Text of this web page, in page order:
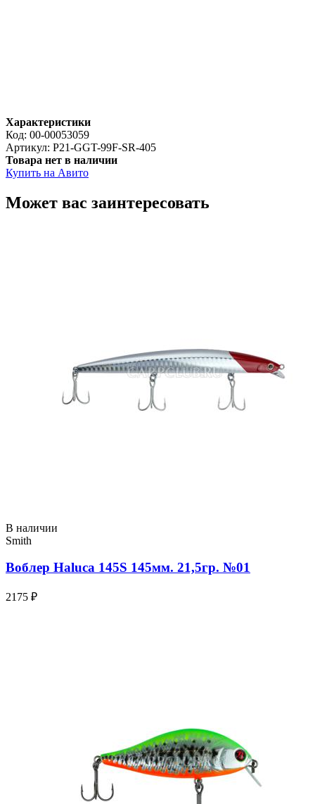
Характеристики
Код: 00-00053059
Артикул: P21-GGT-99F-SR-405
Товара нет в наличии
Купить на Авито
Может вас заинтересовать
В наличии
Smith
Воблер Haluca 145S 145мм. 21,5гр. №01
2175 ₽